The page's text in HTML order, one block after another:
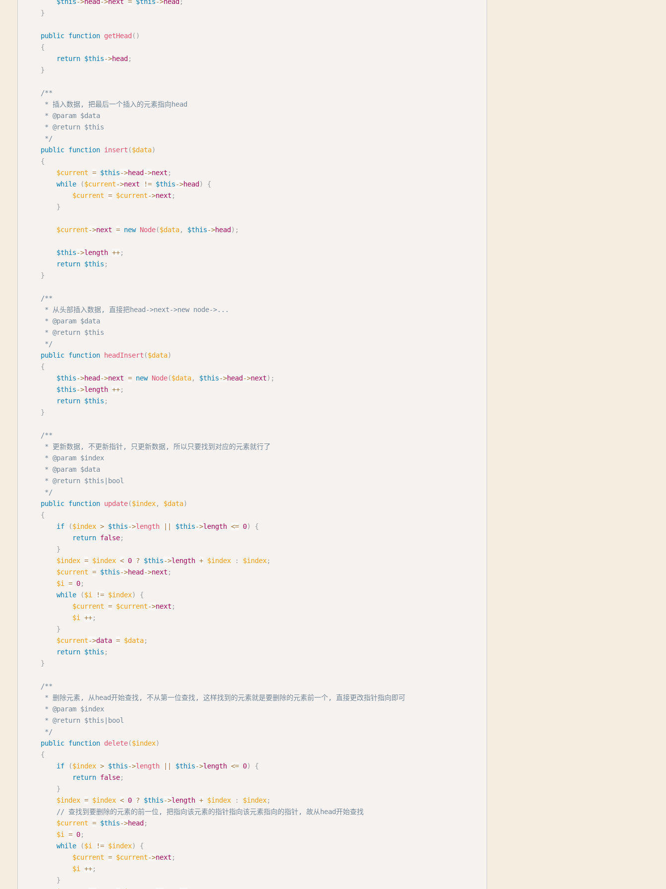
}
public function getHead ( )
{
return $this->head ;
}
/**
     * 插入数据, 把最后一个插入的元素指向head
     * @param $data
     * @return $this
     */
public function insert ($data)
{
$current = $this->head ->next ;
while
($current->next != $this->head )
{
$current = $current->next ;
}
$current->next = new Node($data, $this->head ) ;
$this->length ++;
return $this ;
}
/**
     * 从头部插入数据, 直接把head->next->new node->...
     * @param $data
     * @return $this
     */
public function headInsert ($data)
{
$this->head ->next = new Node($data, $this->head ->next) ;
$this->length ++;
return $this ;
}
/**
     * 更新数据, 不更新指针, 只更新数据, 所以只要找到对应的元素就行了
     * @param $index
     * @param $data
     * @return $this|bool
     */
public function update($index, $data)
{
if
($index > $this->length $this->length <= 0)
{
return false;
}
$index = $index < 0 ? $this->length + $index : $index;
$current = $this->head ->next ;
$i
= 0;
while
($i != $index)
{
$current = $current->next ;
$i
++;
}
$current->data = $data;
return $this ;
}
/**
     * 删除元素, 从head开始查找, 不从第一位查找, 这样找到的元素就是要删除的元素前一个, 直接更改指针指向即可
     * @param $index
     * @return $this|bool
     */
public function delete($index)
{
if
($index > $this->length $this->length <= 0)
{
return false;
}
$index = $index < 0 ? $this->length + $index : $index;
// 查找到要删除的元素的前一位, 把指向该元素的指针指向该元素指向的指针, 故从head开始查找
$current = $this->head ;
$i
= 0;
while
($i != $index)
{
$current = $current->next ;
$i
++;
}